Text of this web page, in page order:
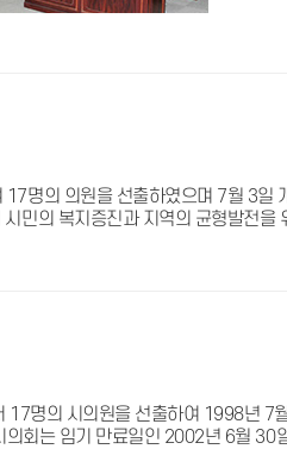
명의 의원을 선출하였으며 7월 3일
민의 복지증진과 지역의 균형발전을
명의 시의원을 선출하여 1998년 7
회는 임기 만료일인 2002년 6월 30